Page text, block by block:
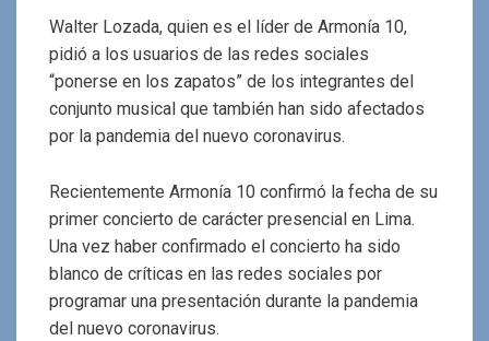
Walter Lozada, quien es el líder de Armonía 10,
pidió a los usuarios de las redes sociales
“ponerse en los zapatos” de los integrantes del
conjunto musical que también han sido afectados
por la pandemia del nuevo coronavirus.
Recientemente Armonía 10 confirmó la fecha de su
primer concierto de carácter presencial en Lima.
Una vez haber confirmado el concierto ha sido
blanco de críticas en las redes sociales por
programar una presentación durante la pandemia
del nuevo coronavirus.